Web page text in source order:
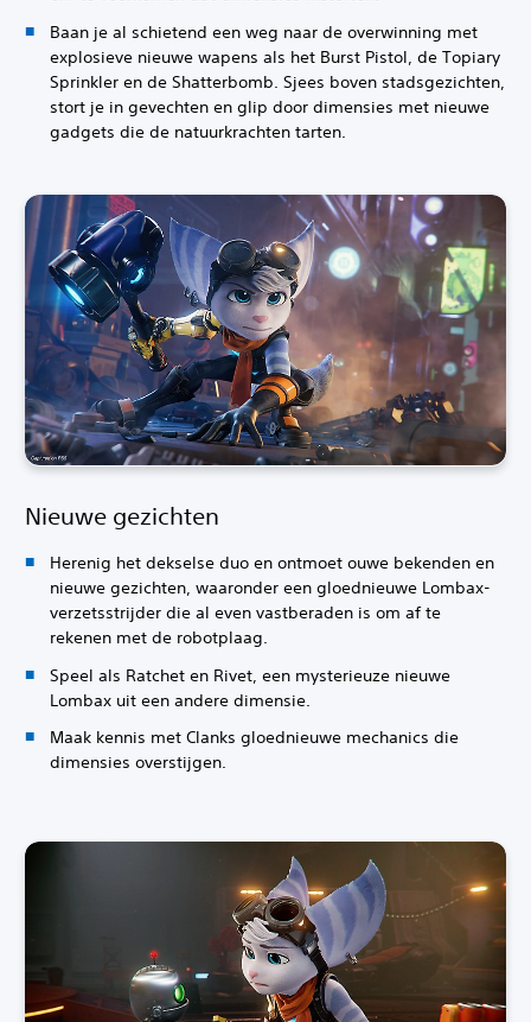
Baan je al schietend een weg naar de overwinning met
explosieve nieuwe wapens als het Burst Pistol, de Topiary
Sprinkler en de Shatterbomb. Sjees boven stadsgezichten,
stort je in gevechten en glip door dimensies met nieuwe
gadgets die de natuurkrachten tarten.
Nieuwe gezichten
Herenig het dekselse duo en ontmoet ouwe bekenden en
nieuwe gezichten, waaronder een gloednieuwe Lombax-
verzetsstrijder die al even vastberaden is om af te
rekenen met de robotplaag.
Speel als Ratchet en Rivet, een mysterieuze nieuwe
Lombax uit een andere dimensie.
Maak kennis met Clanks gloednieuwe mechanics die
dimensies overstijgen.